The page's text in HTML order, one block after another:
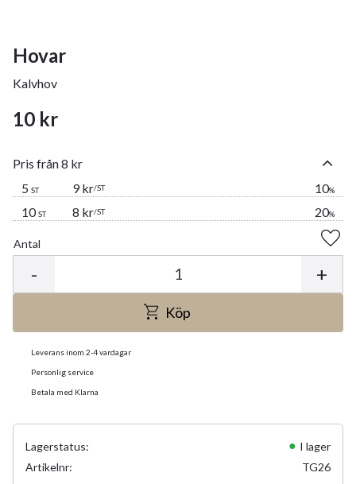
Hovar
Kalvhov
10 kr
Pris från 8 kr
5 ST 9 kr/ST 10%
10 ST 8 kr/ST 20%
Antal
+
-
Köp
Leverans inom 2-4 vardagar
Personlig service
Betala med Klarna
Lagerstatus
I lager
Artikelnr
TG26